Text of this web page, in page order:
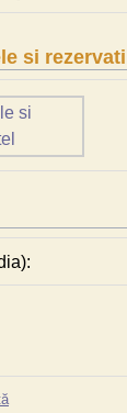
si